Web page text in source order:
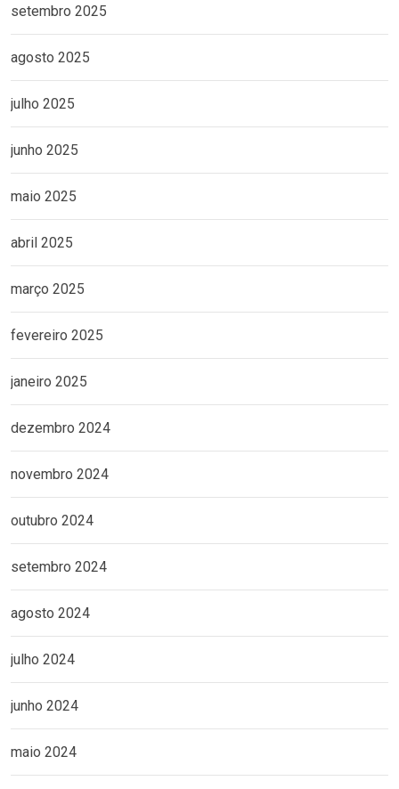
setembro 2025
agosto 2025
julho 2025
junho 2025
maio 2025
abril 2025
março 2025
fevereiro 2025
janeiro 2025
dezembro 2024
novembro 2024
outubro 2024
setembro 2024
agosto 2024
julho 2024
junho 2024
maio 2024